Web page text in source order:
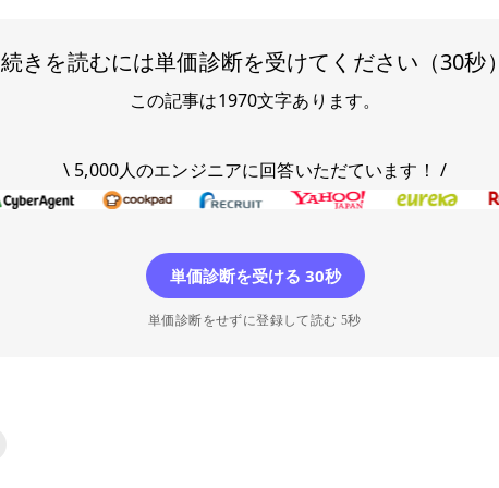
続きを読むには単価診断を受けてください（30秒
この記事は1970文字あります。
\ 5,000人のエンジニアに回答いただています！ /
単価診断を受ける 30秒
単価診断をせずに登録して読む 5秒